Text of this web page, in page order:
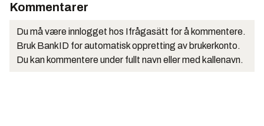
Kommentarer
Du må være innlogget hos Ifrågasätt for å kommentere.
Bruk BankID for automatisk oppretting av brukerkonto.
Du kan kommentere under fullt navn eller med kallenavn.